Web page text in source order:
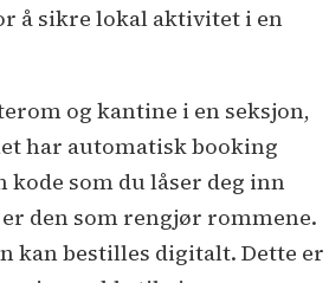
å sikre lokal aktivitet i en
og kantine i en seksjon,
har automatisk booking
som du låser deg inn
den som rengjør rommene.
kan bestilles digitalt. Dette er